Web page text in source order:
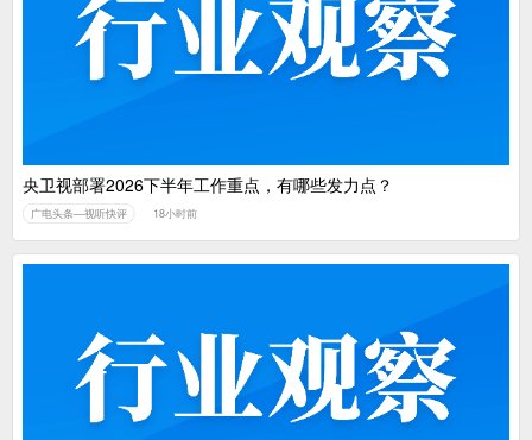
央卫视部署2026下半年工作重点，有哪些发力点？
广电头条—视听快评 18小时前